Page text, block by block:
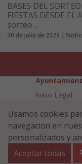
BASES DEL
FIESTAS DESDE
sorteo ...
30 de julio de 2026 |
Aviso Legal
Plaza Navarra 5 -
Usamos cookies
navegación en
personalizados y
Aceptar todas